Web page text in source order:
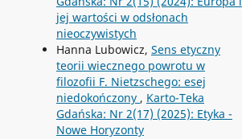
jej wartości w odsłonach
nieoczywistych
Hanna Lubowicz, Sens etyczny
teorii wiecznego powrotu w
filozofii F. Nietzschego: esej
niedokończony , Karto-Teka
Gdańska: Nr 2(17) (2025): Etyka -
Nowe Horyzonty